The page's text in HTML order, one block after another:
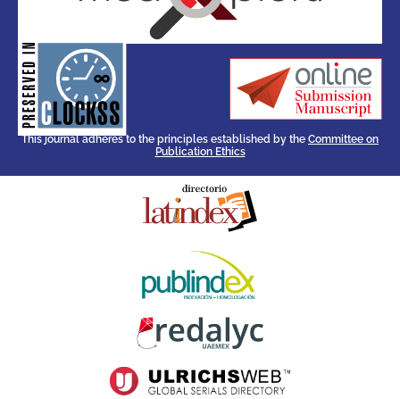
CLOCKSS is a dak archive that
ensures the long-term survival
of web-based scholary
publications, governed by and
for its stakeholders.
This journal adheres to the principles established by the Committee on
Publication Ethics